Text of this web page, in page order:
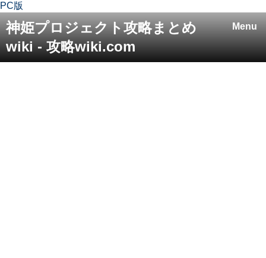
PC版
Menu
神姫プロジェクト攻略まとめ
wiki - 攻略wiki.com